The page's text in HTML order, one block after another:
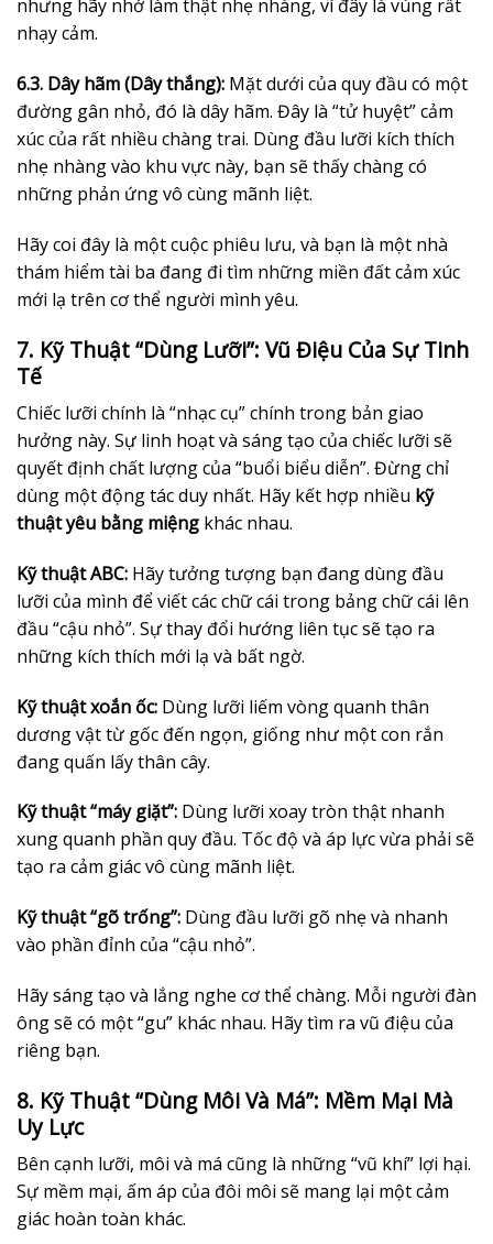
nhưng hãy nhớ làm thật nhẹ nhàng, vì đây là vùng rất
nhạy cảm.
6.3. Dây hãm (Dây thắng): Mặt dưới của quy đầu có một
đường gân nhỏ, đó là dây hãm. Đây là “tử huyệt” cảm
xúc của rất nhiều chàng trai. Dùng đầu lưỡi kích thích
nhẹ nhàng vào khu vực này, bạn sẽ thấy chàng có
những phản ứng vô cùng mãnh liệt.
Hãy coi đây là một cuộc phiêu lưu, và bạn là một nhà
thám hiểm tài ba đang đi tìm những miền đất cảm xúc
mới lạ trên cơ thể người mình yêu.
7. Kỹ Thuật “Dùng Lưỡi”: Vũ Điệu Của Sự Tinh
Tế
Chiếc lưỡi chính là “nhạc cụ” chính trong bản giao
hưởng này. Sự linh hoạt và sáng tạo của chiếc lưỡi sẽ
quyết định chất lượng của “buổi biểu diễn”. Đừng chỉ
dùng một động tác duy nhất. Hãy kết hợp nhiều kỹ
thuật yêu bằng miệng khác nhau.
Kỹ thuật ABC: Hãy tưởng tượng bạn đang dùng đầu
lưỡi của mình để viết các chữ cái trong bảng chữ cái lên
đầu “cậu nhỏ”. Sự thay đổi hướng liên tục sẽ tạo ra
những kích thích mới lạ và bất ngờ.
Kỹ thuật xoắn ốc: Dùng lưỡi liếm vòng quanh thân
dương vật từ gốc đến ngọn, giống như một con rắn
đang quấn lấy thân cây.
Kỹ thuật “máy giặt”: Dùng lưỡi xoay tròn thật nhanh
xung quanh phần quy đầu. Tốc độ và áp lực vừa phải sẽ
tạo ra cảm giác vô cùng mãnh liệt.
Kỹ thuật “gõ trống”: Dùng đầu lưỡi gõ nhẹ và nhanh
vào phần đỉnh của “cậu nhỏ”.
Hãy sáng tạo và lắng nghe cơ thể chàng. Mỗi người đàn
ông sẽ có một “gu” khác nhau. Hãy tìm ra vũ điệu của
riêng bạn.
8. Kỹ Thuật “Dùng Môi Và Má”: Mềm Mại Mà
Uy Lực
Bên cạnh lưỡi, môi và má cũng là những “vũ khí” lợi hại.
Sự mềm mại, ấm áp của đôi môi sẽ mang lại một cảm
giác hoàn toàn khác.